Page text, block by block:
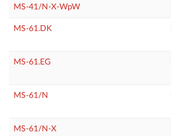
MS-41/N-X-WpW
MS-61.DK
MS-61.EG
MS-61/N
MS-61/N-X